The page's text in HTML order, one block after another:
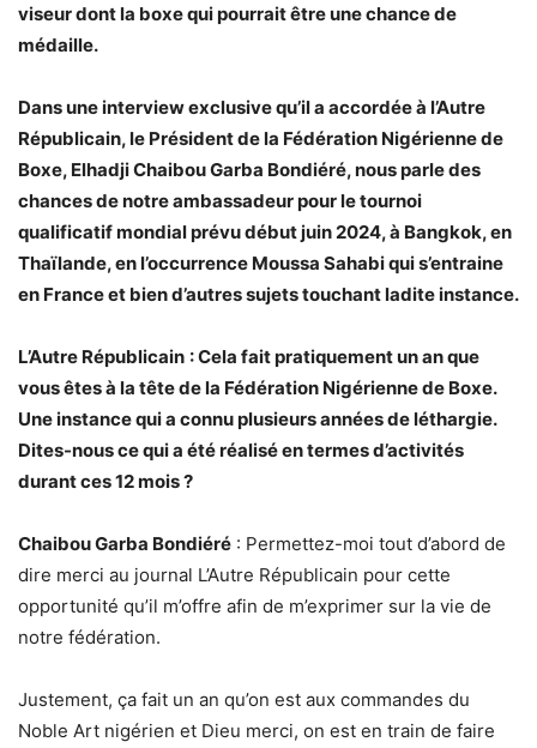
viseur dont la boxe qui pourrait être une chance de
médaille.
Dans une interview exclusive qu’il a accordée à l’Autre
Républicain, le Président de la Fédération Nigérienne de
Boxe, Elhadji Chaibou Garba Bondiéré, nous parle des
chances de notre ambassadeur pour le tournoi
qualificatif mondial prévu début juin 2024, à Bangkok, en
Thaïlande, en l’occurrence Moussa Sahabi qui s’entraine
en France et bien d’autres sujets touchant ladite instance.
L’Autre Républicain : Cela fait pratiquement un an que
vous êtes à la tête de la Fédération Nigérienne de Boxe.
Une instance qui a connu plusieurs années de léthargie.
Dites-nous ce qui a été réalisé en termes d’activités
durant ces 12 mois ?
Chaibou Garba Bondiéré : Permettez-moi tout d’abord de
dire merci au journal L’Autre Républicain pour cette
opportunité qu’il m’offre afin de m’exprimer sur la vie de
notre fédération.
Justement, ça fait un an qu’on est aux commandes du
Noble Art nigérien et Dieu merci, on est en train de faire